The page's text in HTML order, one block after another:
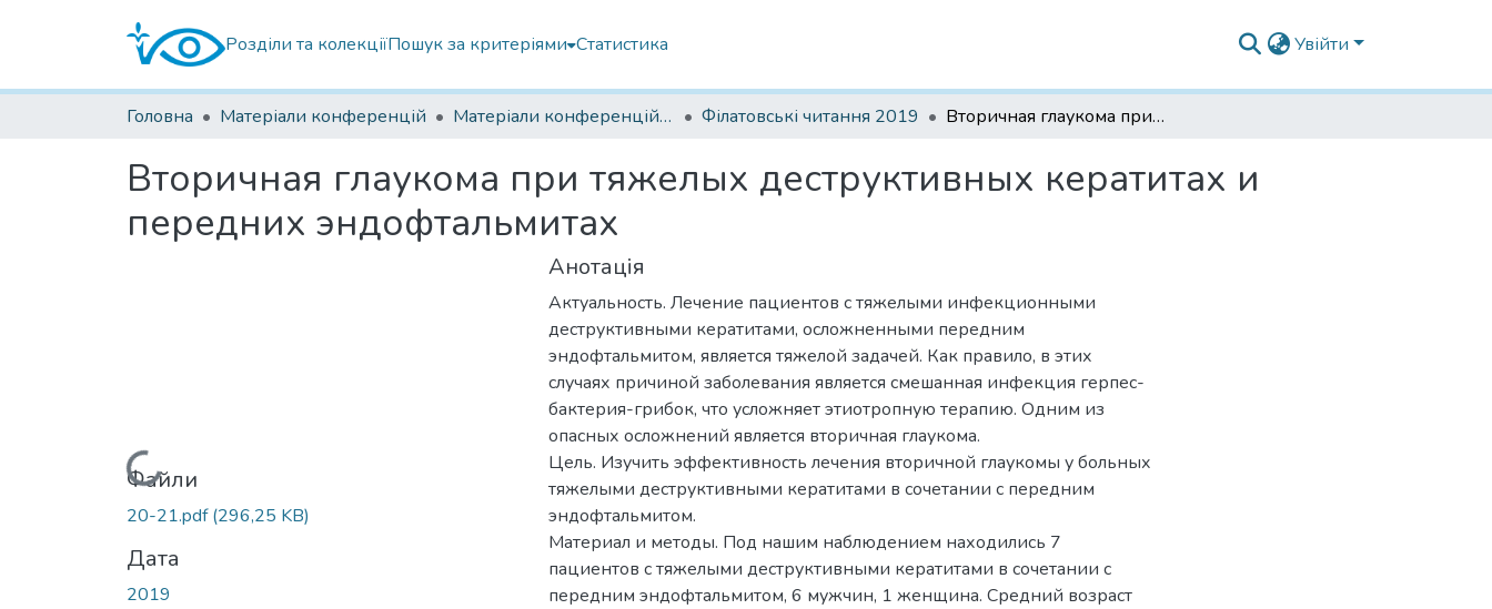
Розділи та колекціїПошук за критеріями Статистика Увійти
Головна Матеріали конференцій Матеріали конференцій Інституту Філатова Філатовські читання 2019 Вторичная глаукома при тяжелых деструктивных кератитах и передних эндофтальмитах
Вторичная глаукома при тяжелых деструктивных кератитах и
передних эндофтальмитах
Вантажиться...
Файли
20-21.pdf(296,25 KB)
Дата
2019
Анотація
Актуальность. Лечение пациентов с тяжелыми инфекционными
деструктивными кератитами, осложненными передним
эндофтальмитом, является тяжелой задачей. Как правило, в этих
случаях причиной заболевания является смешанная инфекция герпес-
бактерия-грибок, что усложняет этиотропную терапию. Одним из
опасных осложнений является вторичная глаукома.
Цель. Изучить эффективность лечения вторичной глаукомы у больных
тяжелыми деструктивными кератитами в сочетании с передним
эндофтальмитом.
Материал и методы. Под нашим наблюдением находились 7
пациентов с тяжелыми деструктивными кератитами в сочетании с
передним эндофтальмитом, 6 мужчин, 1 женщина. Средний возраст